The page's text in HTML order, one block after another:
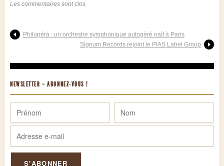
Les commentaires sont clos.
Philopéra : un orchestre symphonique autogéré naît à Paris
Signum Records rejoint le PIAS Label Group
NEWSLETTER – ABONNEZ-VOUS !